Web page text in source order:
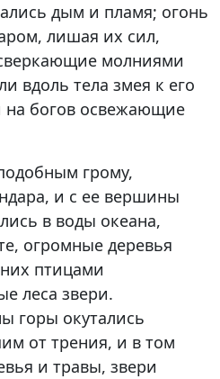
дым и пламя; огонь
лишая их сил,
молниями
вдоль тела змея к его
на богов освежающие
грому,
и с ее вершины
в воды океана,
огромные деревья
птицами
леса звери.
горы окутались
от трения, и в том
и травы, звери